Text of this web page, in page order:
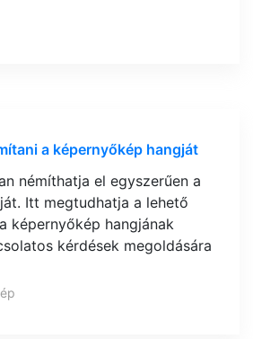
a képernyőkép hangját
némíthatja el egyszerűen a
Itt megtudhatja a lehető
képernyőkép hangjának
kérdések megoldására